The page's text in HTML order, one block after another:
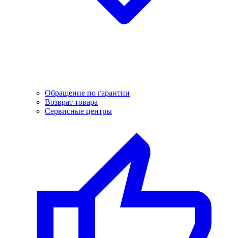
Обращение по гарантии
Возврат товара
Сервисные центры